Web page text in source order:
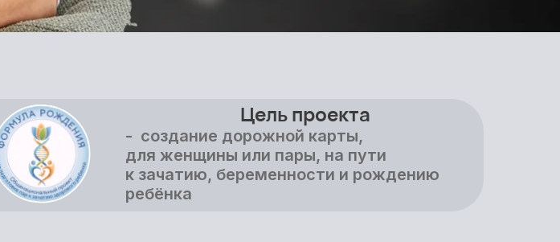
- создание дорожной карты,
для женщины или пары, на пути
к зачатию, беременности и рождению
ребёнка
Цель проекта